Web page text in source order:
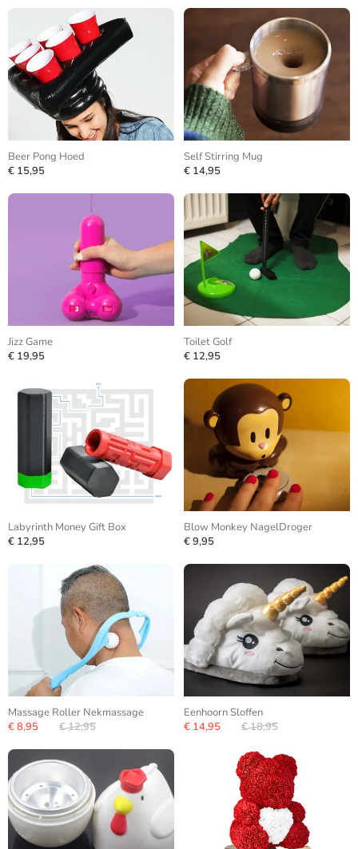
Beer Pong Hoed
€ 15,95
Self Stirring Mug
€ 14,95
Jizz Game
€ 19,95
Toilet Golf
€ 12,95
Labyrinth Money Gift Box
€ 12,95
Blow Monkey NagelDroger
€ 9,95
Massage Roller Nekmassage
€ 8,95
€ 12,95
Eenhoorn Sloffen
€ 14,95
€ 18,95